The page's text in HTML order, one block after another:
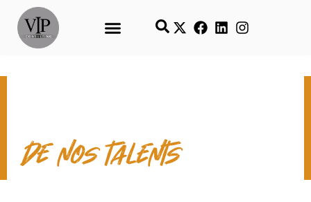
CONTACT & TEMPS FORTS
de nos talents